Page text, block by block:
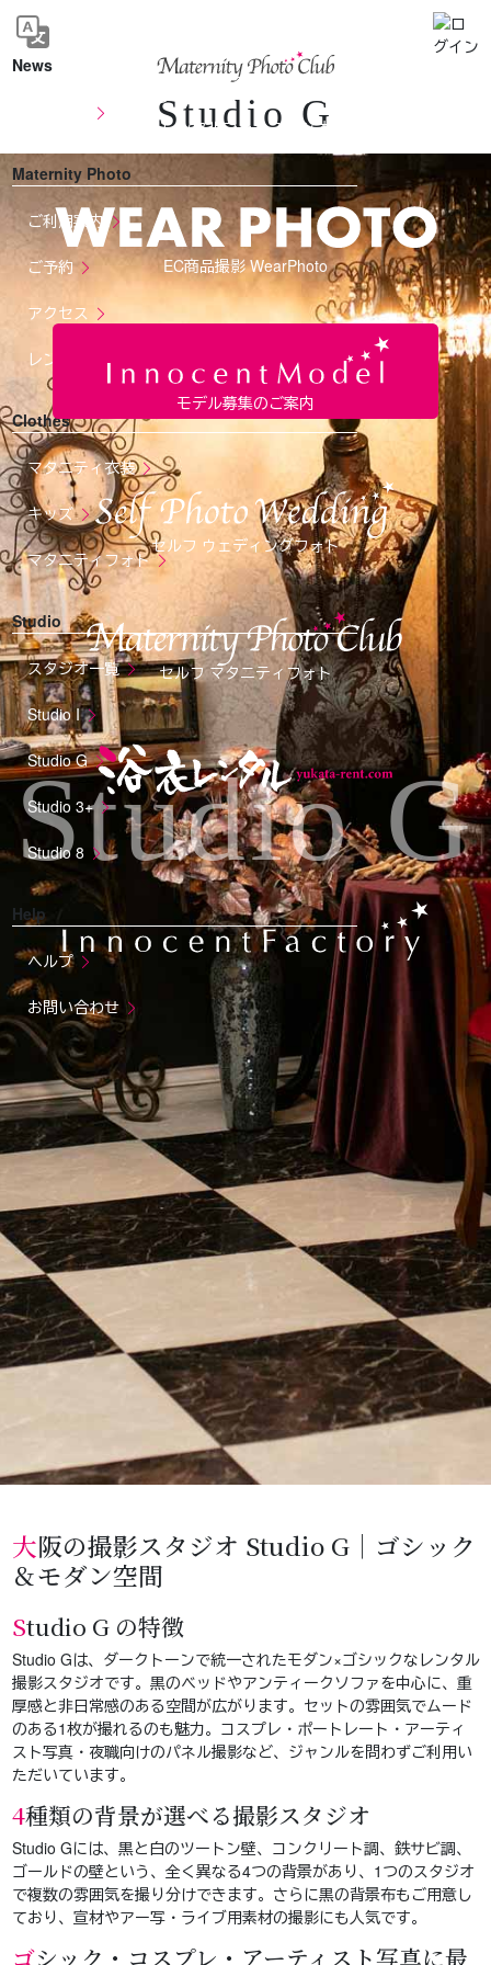
Studio G
Studio G
大阪の撮影スタジオ Studio G｜ゴシック
＆モダン空間
Studio G の特徴
Studio Gは、ダークトーンで統一されたモダン×ゴシックなレンタル
撮影スタジオです。黒のベッドやアンティークソファを中心に、重
厚感と非日常感のある空間が広がります。セットの雰囲気でムード
のある1枚が撮れるのも魅力。コスプレ・ポートレート・アーティ
スト写真・夜職向けのパネル撮影など、ジャンルを問わずご利用い
ただいています。
4種類の背景が選べる撮影スタジオ
Studio Gには、黒と白のツートン壁、コンクリート調、鉄サビ調、
ゴールドの壁という、全く異なる4つの背景があり、1つのスタジオ
で複数の雰囲気を撮り分けできます。さらに黒の背景布もご用意し
ており、宣材やアー写・ライブ用素材の撮影にも人気です。
ゴシック・コスプレ・アーティスト写真に最
News
Maternity Photo
ご利用案内
ご予約
アクセス
レンタル利用規約
Clothes
マタニティ衣装
キッズ
マタニティフォト
Studio
スタジオ一覧
Studio I
Studio G
Studio 3+
Studio 8
Help
ヘルプ
お問い合わせ
レンタルフォトスタジオ
EC商品撮影 WearPhoto
モデル募集のご案内
セルフ ウェディングフォト
セルフ マタニティフォト